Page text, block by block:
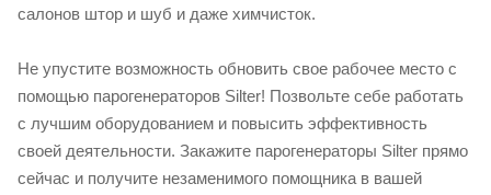
салонов штор и шуб и даже химчисток.
Не упустите возможность обновить свое рабочее место с
помощью парогенераторов Silter! Позвольте себе работать
с лучшим оборудованием и повысить эффективность
своей деятельности. Закажите парогенераторы Silter прямо
сейчас и получите незаменимого помощника в вашей